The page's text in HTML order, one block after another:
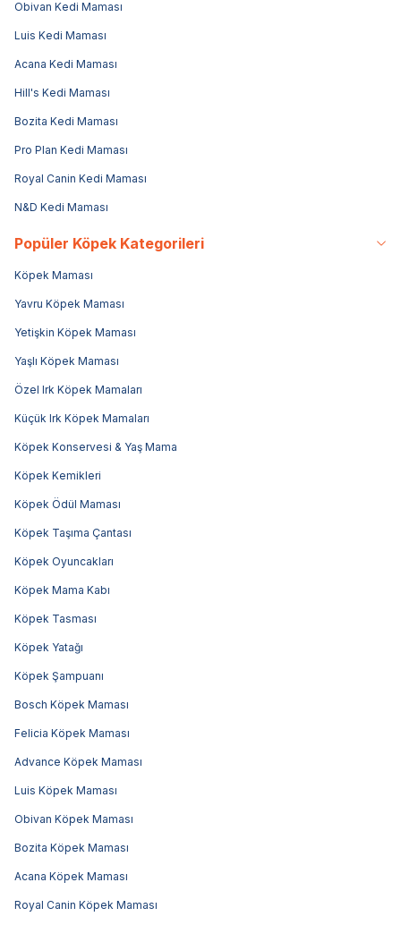
Obivan Kedi Maması
Luis Kedi Maması
Acana Kedi Maması
Hill's Kedi Maması
Bozita Kedi Maması
Pro Plan Kedi Maması
Royal Canin Kedi Maması
N&D Kedi Maması
Popüler Köpek Kategorileri
Köpek Maması
Yavru Köpek Maması
Yetişkin Köpek Maması
Yaşlı Köpek Maması
Özel Irk Köpek Mamaları
Küçük Irk Köpek Mamaları
Köpek Konservesi & Yaş Mama
Köpek Kemikleri
Köpek Ödül Maması
Köpek Taşıma Çantası
Köpek Oyuncakları
Köpek Mama Kabı
Köpek Tasması
Köpek Yatağı
Köpek Şampuanı
Bosch Köpek Maması
Felicia Köpek Maması
Advance Köpek Maması
Luis Köpek Maması
Obivan Köpek Maması
Bozita Köpek Maması
Acana Köpek Maması
Royal Canin Köpek Maması